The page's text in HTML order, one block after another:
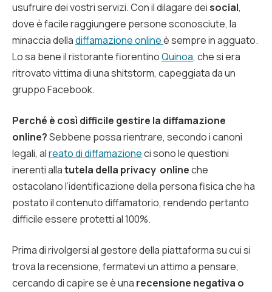
usufruire dei vostri servizi. Con il dilagare deisocial,
dove è facile raggiungere persone sconosciute, la
minaccia delladiffamazione onlineè sempre in agguato.
Lo sa bene il ristorante fiorentinoQuinoa, che si era
ritrovato vittima di una shitstorm, capeggiata da un
gruppo Facebook.
Perché è così difficile gestire la diffamazione
online?Sebbene possa rientrare, secondo i canoni
legali, alreato di diffamazioneci sono le questioni
inerenti allatutela della privacy onlineche
ostacolano l’identificazione della persona fisica che ha
postato il contenuto diffamatorio, rendendo pertanto
difficile essere protetti al 100%.
Prima di rivolgersi al gestore della piattaforma su cui si
trova la recensione, fermatevi un attimo a pensare,
cercando di capire se è una recensione negativa o